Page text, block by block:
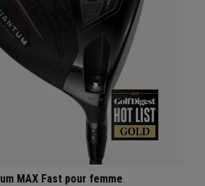
MAX Fast pour femme